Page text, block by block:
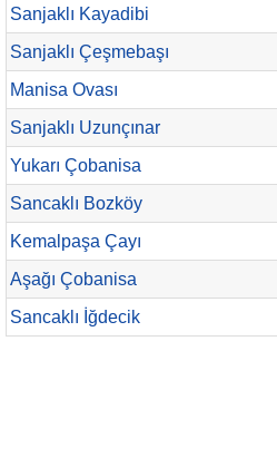
Sanjaklı Kayadibi
Sanjaklı Çeşmebaşı
Manisa Ovası
Sanjaklı Uzunçınar
Yukarı Çobanisa
Sancaklı Bozköy
Kemalpaşa Çayı
Aşağı Çobanisa
Sancaklı İğdecik